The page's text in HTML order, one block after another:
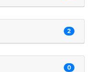
2
0